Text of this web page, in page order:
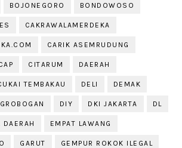
BOJONEGORO BONDOWOSO
CAKRAWALAMERDEKA
CARIK ASEMRUDUNG
CITARUM DAERAH
TEMBAKAU DELI DEMAK
DIY DKI JAKARTA DL
DAERAH EMPAT LAWANG
GARUT GEMPUR ROKOK ILEGAL